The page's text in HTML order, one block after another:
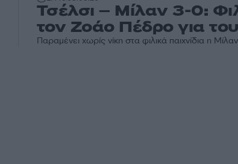
Τσέλσι – Μίλαν 3-0:
τον Ζοάο Πέδρο για
Παραμένει χωρίς νίκη στα φιλικά παιχνίδια η